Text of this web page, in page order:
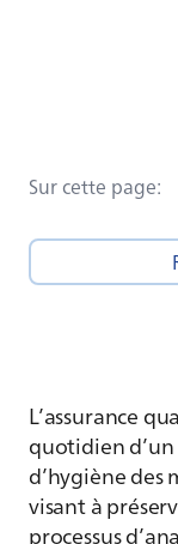
Sur cette page:
L’assurance
quotidien
d’hygiène des
visant à
processus